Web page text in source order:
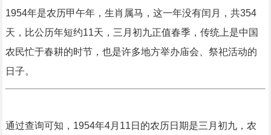
1954年是农历甲午年，生肖属马，这一年没有闰月，共354
天，比公历年短约11天，三月初九正值春季，传统上是中国
农民忙于春耕的时节，也是许多地方举办庙会、祭祀活动的
日子。
通过查询可知，1954年4月11日的农历日期是三月初九，农